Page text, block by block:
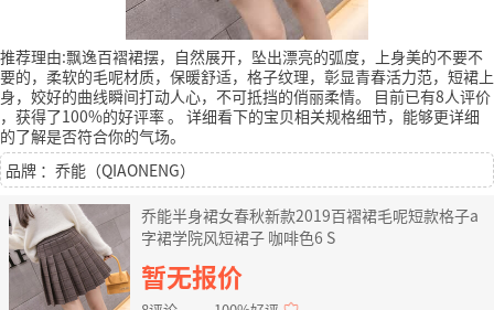
推荐理由:飘逸百褶裙摆，自然展开，坠出漂亮的弧度，上身美的不要不
要的，柔软的毛呢材质，保暖舒适，格子纹理，彰显青春活力范，短裙上
身，姣好的曲线瞬间打动人心，不可抵挡的俏丽柔情。
目前已有8人评价
，获得了100%的好评率。 详细看下的宝贝相关规格细节，能够更详细
的了解是否符合你的气场。
品牌 ：乔能（QIAONENG）
乔能半身裙女春秋新款2019百褶裙毛呢短款格子a
字裙学院风短裙子 咖啡色6 S
暂无报价